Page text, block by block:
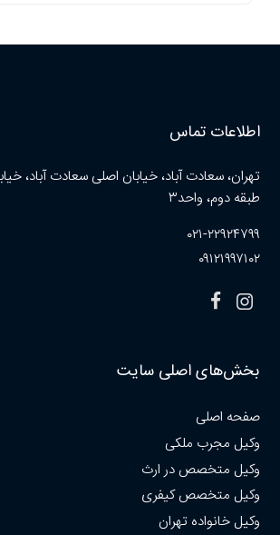
اطلاعات تماس
طبقه دوم، واحد۳
۰۲۱-۲۲۹۲۴۷۹۹
۰۹۱۲۱۹۹۷۱۰۲
بخش‌های اصلی سایت
صفحه اصلی
وکیل مجرب ملکی
وکیل متخصص در ارث
وکیل متخصص کیفری
وکیل خانواده تهران